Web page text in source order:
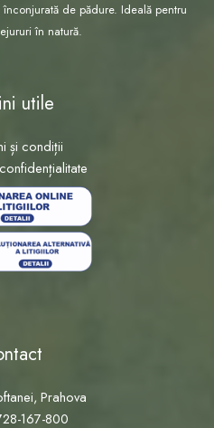
de pădure. Ideală pentru
în natură.
utile
și condiții
Prahova
167-800